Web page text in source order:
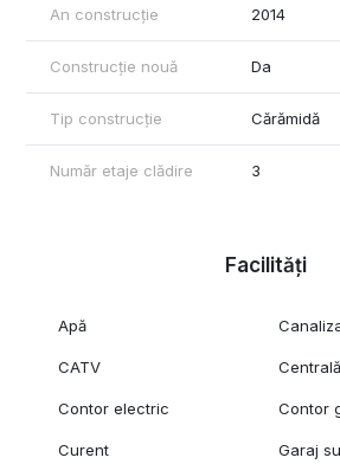
An construcție 2014
Construcție nouă Da
Tip construcție Cărămidă
Număr etaje clădire 3
Facilități
Apă
CATV
Contor electric Contor
Curent Garaj